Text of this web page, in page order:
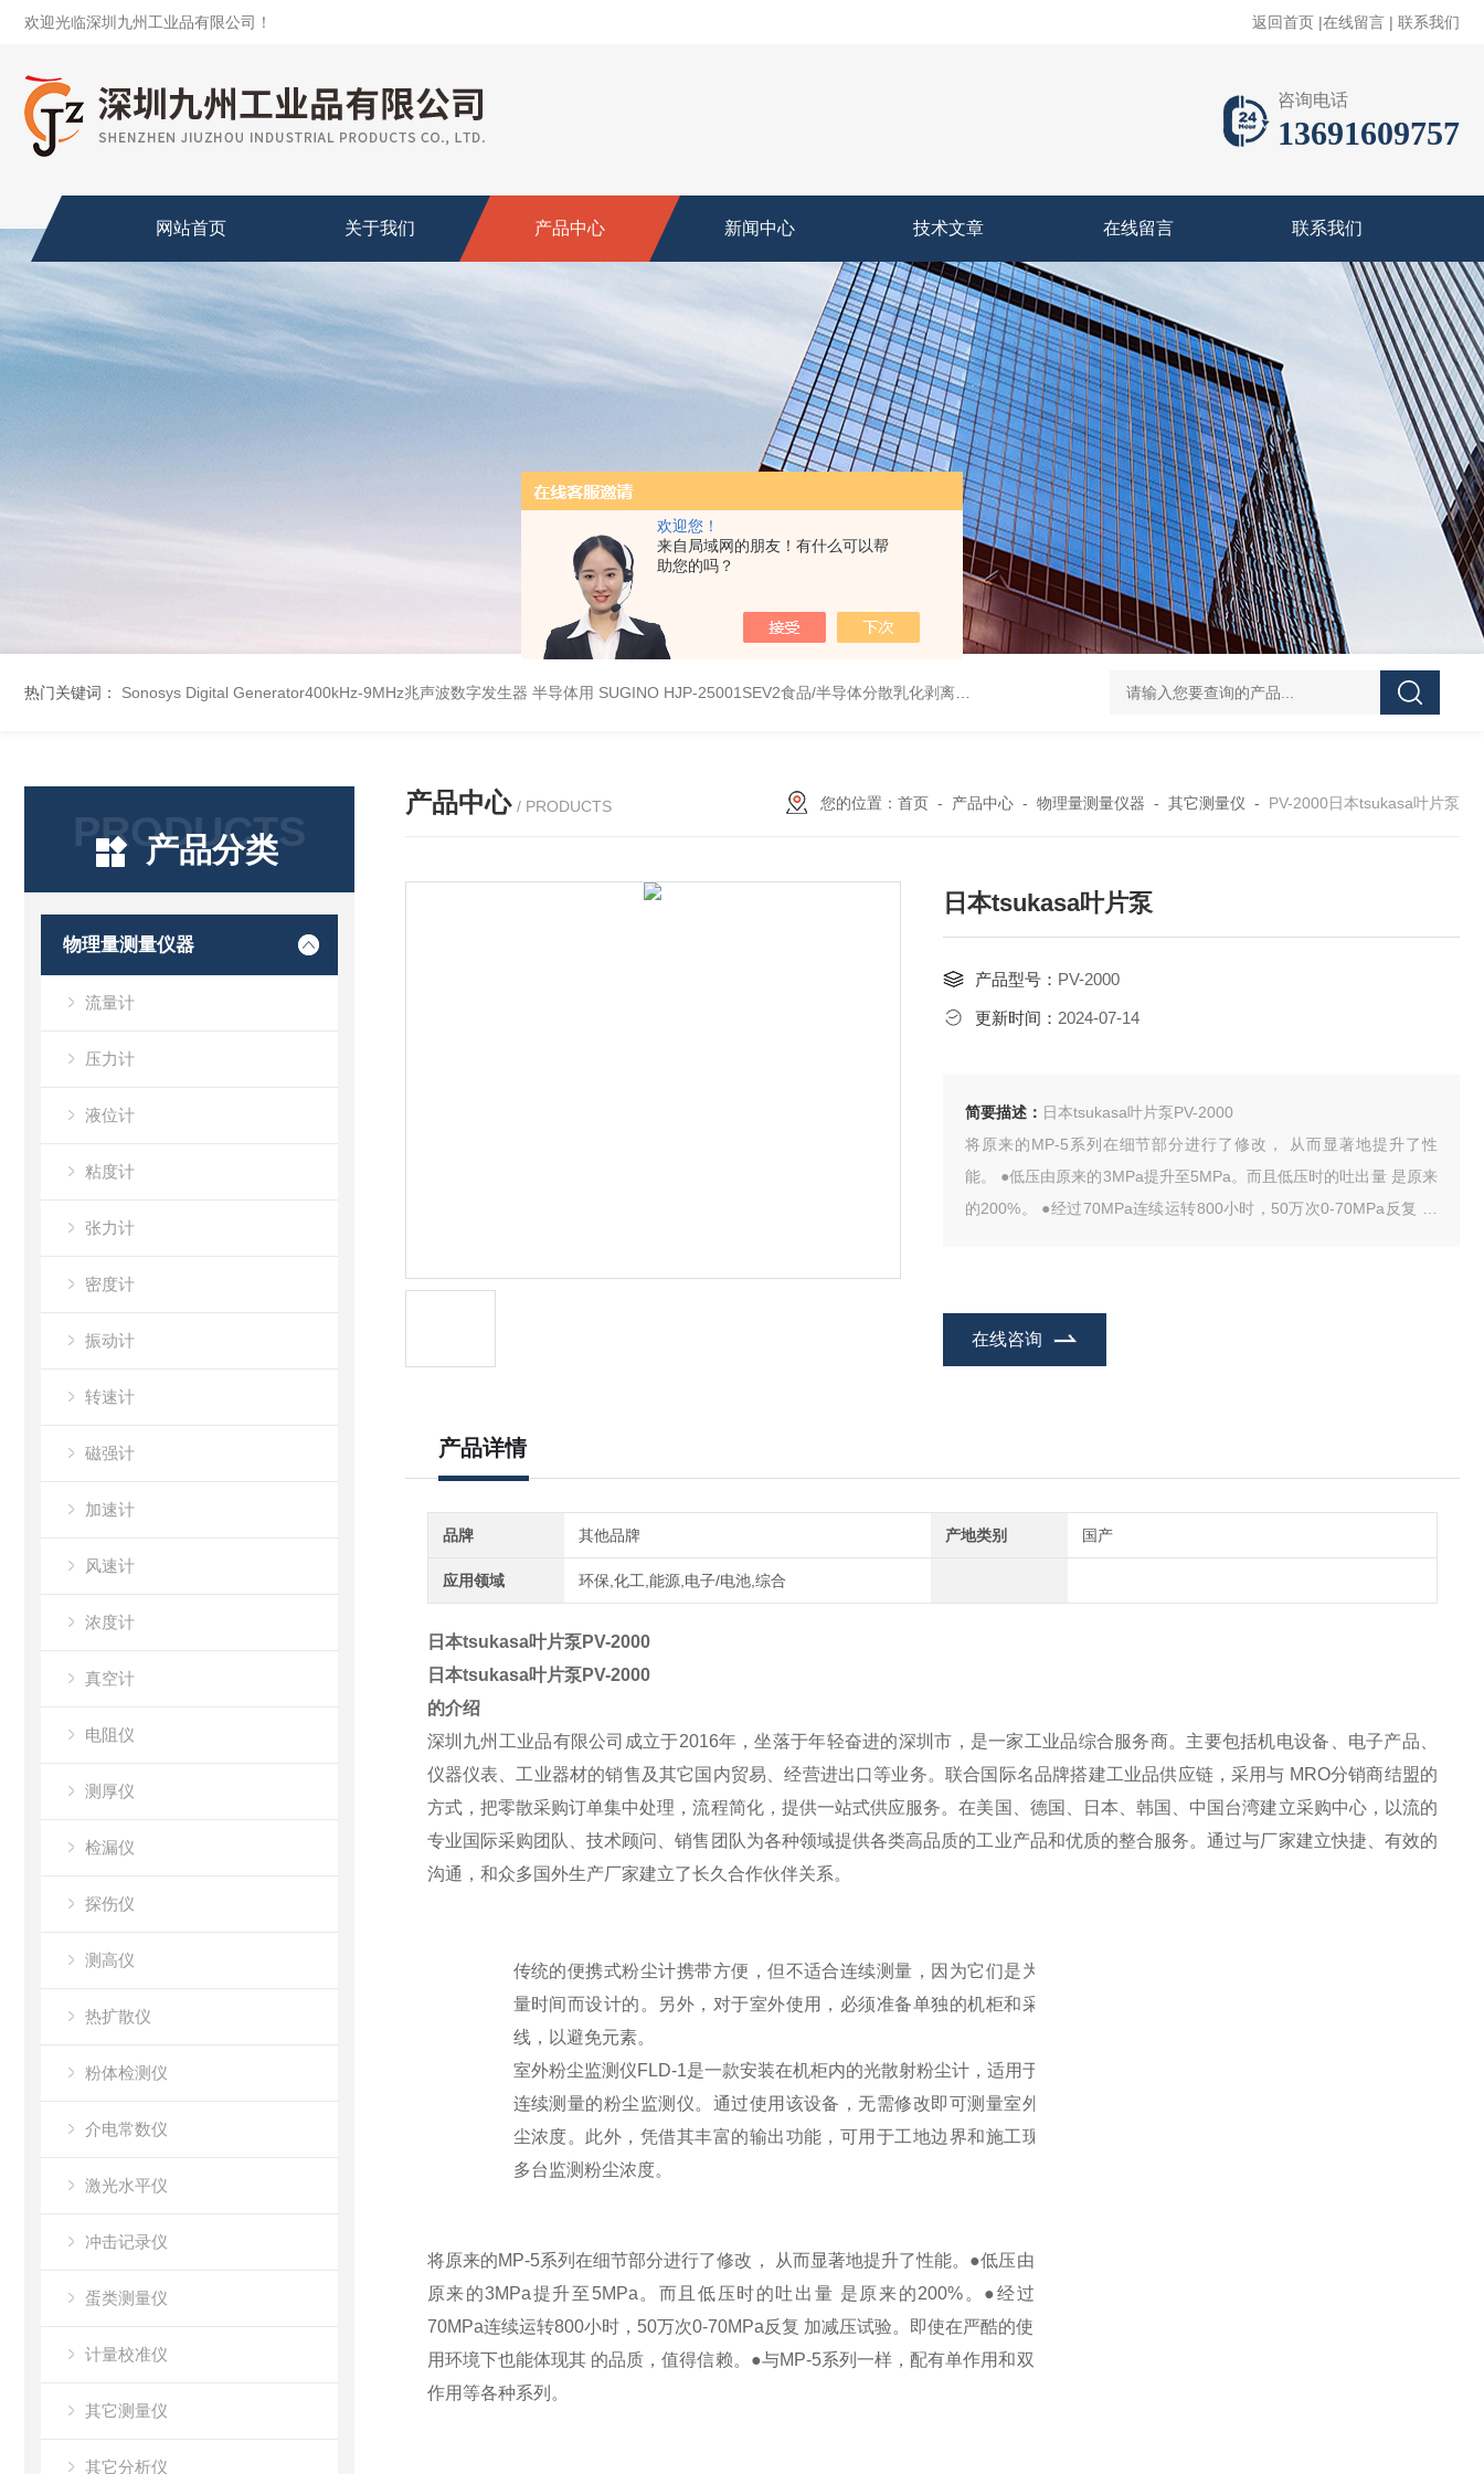
欢迎您！
来自局域网的朋友！有什么可以帮
助您的吗？
欢迎光临深圳九州工业品有限公司！ 返回首页 |在线留言 | 联系我们
咨询电话
13691609757
网站首页 关于我们 产品中心 新闻中心 技术文章 在线留言 联系我们
热门关键词： Sonosys Digital Generator400kHz-9MHz兆声波数字发生器 半导体用 SUGINO HJP-25001SEV2食品/半导体分散乳化剥离 湿法粉碎研磨机 HANTECH Auto Bar Coater韩国小型自动化涂布机 薄膜/金
PRODUCTS
产品分类
物理量测量仪器
流量计
压力计
液位计
粘度计
张力计
密度计
振动计
转速计
磁强计
加速计
风速计
浓度计
真空计
电阻仪
测厚仪
检漏仪
探伤仪
测高仪
热扩散仪
粉体检测仪
介电常数仪
激光水平仪
冲击记录仪
蛋类测量仪
计量校准仪
其它测量仪
其它分析仪
产品中心 / PRODUCTS 您的位置： 首页 - 产品中心 - 物理量测量仪器 - 其它测量仪 - PV-2000日本tsukasa叶片泵
日本tsukasa叶片泵
产品型号： PV-2000
更新时间： 2024-07-14
简要描述： 日本tsukasa叶片泵PV-2000
将原来的MP-5系列在细节部分进行了修改， 从而显著地提升了性
能。 ●低压由原来的3MPa提升至5MPa。而且低压时的吐出量 是原来
的200%。 ●经过70MPa连续运转800小时，50万次0-70MPa反复 加
在线咨询
产品详情
品牌 其他品牌 产地类别 国产
应用领域 环保,化工,能源,电子/电池,综合
日本tsukasa叶片泵PV-2000
日本tsukasa叶片泵PV-2000
的介绍
深圳九州工业品有限公司成立于2016年，坐落于年轻奋进的深圳市，是一家工业品综合服务商。主要包括机电设备、电子产品、
仪器仪表、工业器材的销售及其它国内贸易、经营进出口等业务。联合国际名品牌搭建工业品供应链，采用与 MRO分销商结盟的
方式，把零散采购订单集中处理，流程简化，提供一站式供应服务。在美国、德国、日本、韩国、中国台湾建立采购中心，以流的
专业国际采购团队、技术顾问、销售团队为各种领域提供各类高品质的工业产品和优质的整合服务。通过与厂家建立快捷、有效的
沟通，和众多国外生产厂家建立了长久合作伙伴关系。
传统的便携式粉尘计携带方便，但不适合连续测量，因为它们是为短测
量时间而设计的。
另外，对于室外使用，必须准备单独的机柜和采样管
线，以避免元素。
室外粉尘监测仪FLD-1是一款安装在机柜内的光散射粉尘计，适用于户外
连续测量的粉尘监测仪。 通过使用该设备，无需修改即可测量室外的粉
尘浓度。 此外，凭借其丰富的输出功能，可用于工地边界和施工现场的
多台监测粉尘浓度。
将原来的MP-5系列在细节部分进行了修改， 从而显著地提升了性能。●低压由
原来的3MPa提升至5MPa。而且低压时的吐出量 是原来的200%。●经过
70MPa连续运转800小时，50万次0-70MPa反复 加减压试验。即使在严酷的使
用环境下也能体现其 的品质，值得信赖。●与MP-5系列一样，配有单作用和双
作用等各种系列。